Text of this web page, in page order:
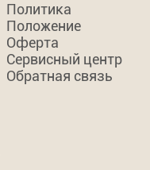
Политика
Положение
Оферта
Сервисный центр
Обратная связь